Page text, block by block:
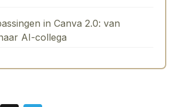
in Canva 2.0: van
AI-collega